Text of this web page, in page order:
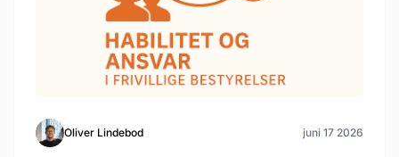
Oliver Lindebod juni 17 2026